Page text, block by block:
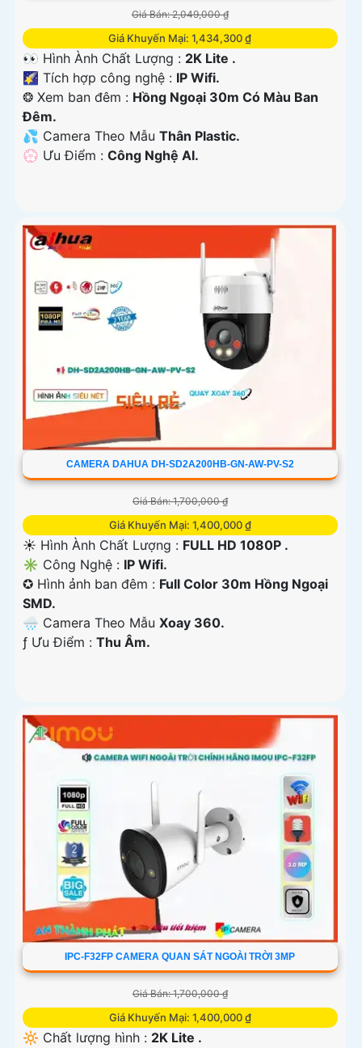
Giá Bán: 2,049,000 ₫
Giá Khuyến Mại: 1,434,300 ₫
👀 Hình Ành Chất Lượng : 2K Lite .
🌠 Tích hợp công nghệ : IP Wifi.
❂ Xem ban đêm : Hồng Ngoại 30m Có Màu Ban
Ðêm.
💦 Camera Theo Mẫu Thân Plastic.
️💮 Ưu Điểm : Công Nghệ AI.
CAMERA DAHUA DH-SD2A200HB-GN-AW-PV-S2
Giá Bán: 1,700,000 ₫
Giá Khuyến Mại: 1,400,000 ₫
☀️ Hình Ành Chất Lượng : FULL HD 1080P .
✳️ Công Nghệ : IP Wifi.
✪ Hình ảnh ban đêm : Full Color 30m Hồng Ngoại
SMD.
🌧️ Camera Theo Mẫu Xoay 360.
️ƒ Ưu Điểm : Thu Âm.
IPC-F32FP CAMERA QUAN SÁT NGOÀI TRỜI 3MP
Giá Bán: 1,700,000 ₫
Giá Khuyến Mại: 1,400,000 ₫
🔆 Chất lượng hình : 2K Lite .